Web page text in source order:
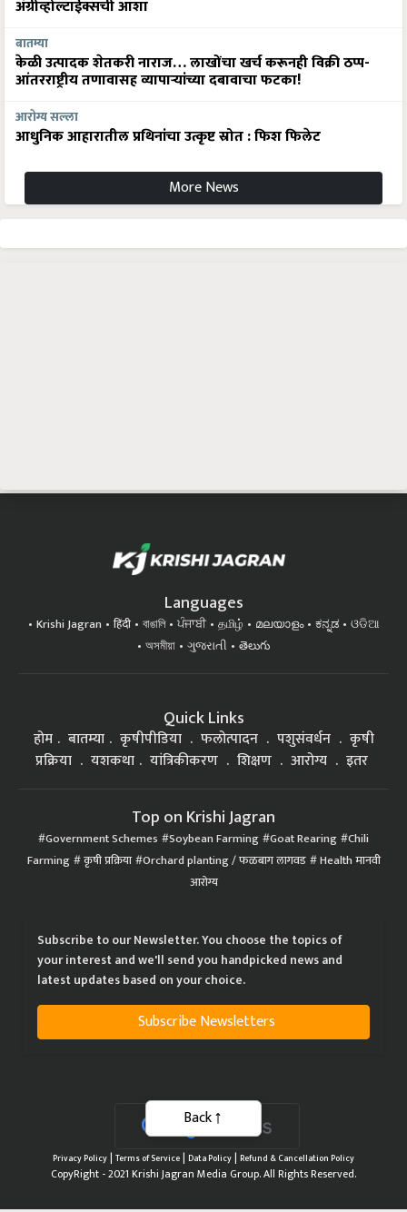
अ‍ॅग्रीव्होल्टाईक्सची आशा
बातम्या
केळी उत्पादक शेतकरी नाराज… लाखोंचा खर्च करूनही विक्री ठप्प-
आंतरराष्ट्रीय तणावासह व्यापाऱ्यांच्या दबावाचा फटका!
आरोग्य सल्ला
आधुनिक आहारातील प्रथिनांचा उत्कृष्ट स्रोत : फिश फिलेट
More News
Languages
Krishi Jagran हिंदी বাঙালি ਪੰਜਾਬੀ தமிழ் മലയാളം ಕನ್ನಡ
ଓଡିଆ
অসমীয়া
ગુજરાતી తెలుగు
Quick Links
होम बातम्या कृषीपीडिया फलोत्पादन पशुसंवर्धन
कृषी
प्रक्रिया
यशकथा यांत्रिकीकरण शिक्षण आरोग्य इतर
Top on Krishi Jagran
Government Schemes Soybean Farming Goat Rearing Chili
Farming कृषी प्रक्रिया Orchard planting / फळबाग लागवड Health मानवी
आरोग्य
Subscribe to our Newsletter. You choose the topics of
your interest and we'll send you handpicked news and
latest updates based on your choice.
Subscribe Newsletters
Privacy Policy| Terms of Service| Data Policy| Refund & Cancellation Policy
CopyRight - 2021 Krishi Jagran Media Group. All Rights Reserved.
Back